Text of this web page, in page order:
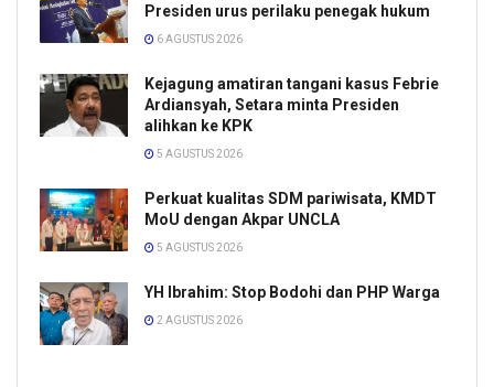
Presiden urus perilaku penegak hukum
6 AGUSTUS 2026
Kejagung amatiran tangani kasus Febrie
Ardiansyah, Setara minta Presiden
alihkan ke KPK
5 AGUSTUS 2026
Perkuat kualitas SDM pariwisata, KMDT
MoU dengan Akpar UNCLA
5 AGUSTUS 2026
YH Ibrahim: Stop Bodohi dan PHP Warga
2 AGUSTUS 2026